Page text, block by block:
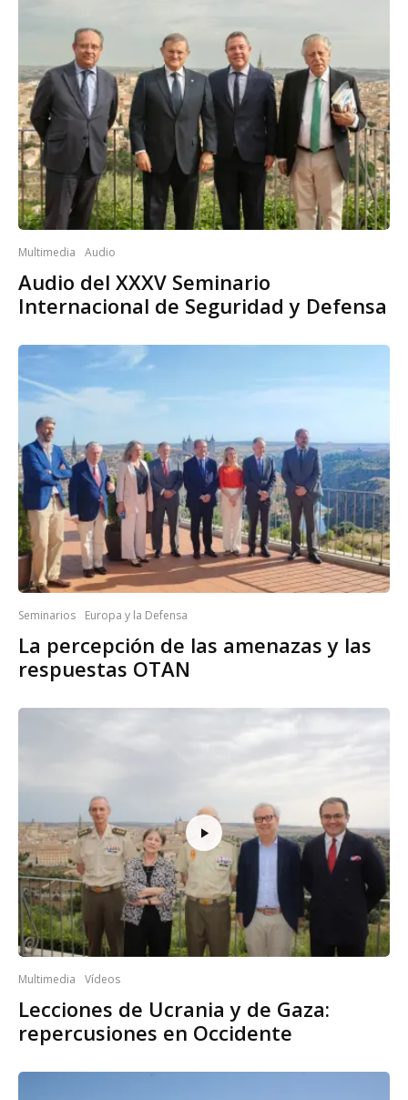
Multimedia Audio
Audio del XXXV Seminario
Internacional de Seguridad y Defensa
Seminarios Europa y la Defensa
La percepción de las amenazas y las
respuestas OTAN
Multimedia Vídeos
Lecciones de Ucrania y de Gaza:
repercusiones en Occidente